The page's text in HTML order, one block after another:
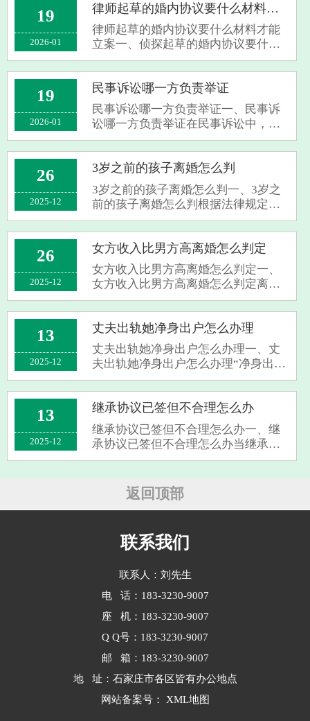
19
2026-01
律师起草的婚内协议要什么材料才能立案
律师起草的婚内协议要什么材料才能
立案一、侦探起草的婚内协议要什么
材料才能立案一般来说，侦探起草的
婚内协议本身通常作为证据材料用于
立案等法律程序。主要需提供协议原
件及相关的基础材料，如双方身份证
复印件以···
19
2026-01
民事诉讼哪一方负责举证
民事诉讼哪一方负责举证一、民事诉
讼哪一方负责举证在民事诉讼中，一
般遵循“谁主张，谁举证”的原则。即
当事人对自己提出的主张，有责任提
供证据。原告作为提起诉讼的一方，
通常需要承担初步的举证责任，证明
其诉讼···
26
2025-12
3岁之前的孩子离婚怎么判
3岁之前的孩子离婚怎么判一、3岁之
前的孩子离婚怎么判根据法律规定，
离婚时，不满两周岁的子女，以由母
亲直接抚养为原则。但这并非绝对，
存在特殊情况。比如母亲有下列情形
之一的，父亲请求直接抚养的，人民
法院应予···
26
2025-12
女方收入比男方高离婚怎么判定
女方收入比男方高离婚怎么判定一、
女方收入比男方高离婚怎么判定离婚
判定的影响因素众多，女方收入高于
男方，在不同判定事项里作用不同。
财产分割上，共同财产原则上均等
分。要是女方收入高且对财产积累贡
献大，或许···
13
2025-12
丈夫出轨她净身出户怎么办理
丈夫出轨她净身出户怎么办理一、丈
夫出轨她净身出户怎么办理“净身出
户”不是法律正规说法。想让出轨丈夫
少分或不分财产，书面约定很关键。
要是签了婚内财产协议，写明出轨方
放弃财产，按协议办就行。协议得书
面、清···
13
2025-12
继承协议已签但不合理怎么办
继承协议已签但不合理怎么办一、继
承协议已签但不合理怎么办当继承协
议已签署但被认为不合理时，可采取
体条款，明确不合理之处所在。②可
以与签署协议的相关方进行坦诚的沟
返回顶部
联系我们
联系人：刘先生
电 话：183-3230-9007
座 机：183-3230-9007
Q Q号：183-3230-9007
邮 箱：183-3230-9007
地 址：石家庄市各区皆有办公地点
网站备案号：
XML地图